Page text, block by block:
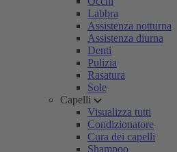
Labbra
Assistenza notturna
Assistenza diurna
Denti
Pulizia
Rasatura
Sole
Capelli
Visualizza tutti
Condizionatore
Cura dei capelli
Shampoo